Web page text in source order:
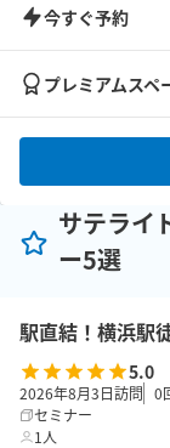
今すぐ予約
プレミアムスペ
サテライ
ー5選
5.0
2026年8月3日訪問 0
セミナー
1人